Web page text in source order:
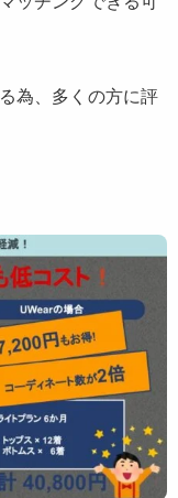
為、多くの方に評